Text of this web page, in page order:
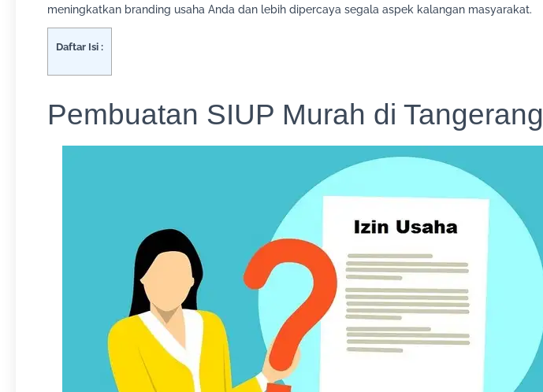
meningkatkan branding usaha Anda dan lebih dipercaya segala aspek kalangan masyarakat.
Daftar Isi :
Pembuatan SIUP Murah di Tangerang